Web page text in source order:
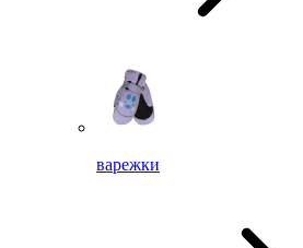
варежки